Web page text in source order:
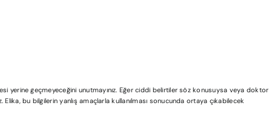
yerine geçmeyeceğini unutmayınız. Eğer ciddi belirtiler söz konusuysa veya doktor
bu bilgilerin yanlış amaçlarla kullanılması sonucunda ortaya çıkabilecek